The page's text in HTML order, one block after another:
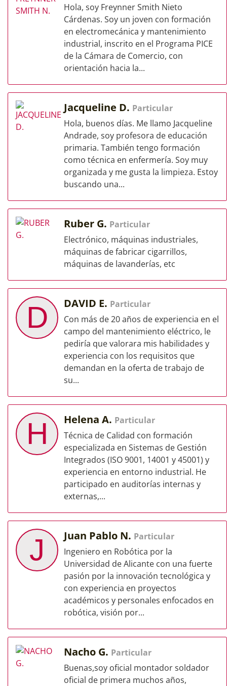
Hola, soy Freynner Smith Nieto
Cárdenas. Soy un joven con formación
en electromecánica y mantenimiento
industrial, inscrito en el Programa PICE
de la Cámara de Comercio, con
orientación hacia la...
Jacqueline D. Particular
Hola, buenos días. Me llamo Jacqueline
Andrade, soy profesora de educación
primaria. También tengo formación
como técnica en enfermería. Soy muy
organizada y me gusta la limpieza. Estoy
buscando una...
Ruber G. Particular
Electrónico, máquinas industriales,
máquinas de fabricar cigarrillos,
máquinas de lavanderías, etc
D DAVID E. Particular
Con más de 20 años de experiencia en el
campo del mantenimiento eléctrico, le
pediría que valorara mis habilidades y
experiencia con los requisitos que
demandan en la oferta de trabajo de
su...
H Helena A. Particular
Técnica de Calidad con formación
especializada en Sistemas de Gestión
Integrados (ISO 9001, 14001 y 45001) y
experiencia en entorno industrial. He
participado en auditorías internas y
externas,...
J Juan Pablo N. Particular
Ingeniero en Robótica por la
Universidad de Alicante con una fuerte
pasión por la innovación tecnológica y
con experiencia en proyectos
académicos y personales enfocados en
robótica, visión por...
Nacho G. Particular
Buenas,soy oficial montador soldador
oficial de primera muchos años,